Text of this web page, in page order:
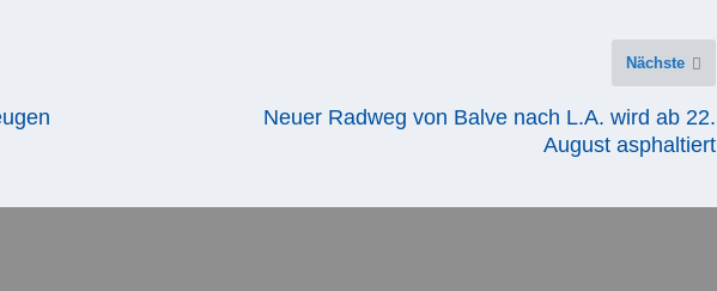
Nächste
Neuer Radweg von Balve nach L.A. wird ab 22.
August asphaltiert